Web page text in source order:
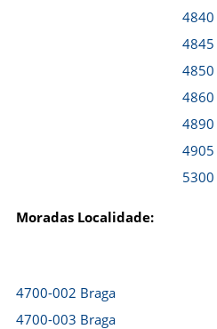
4840
4845
4850
4860
4890
4905
5300
Moradas Localidade:
4700-002 Braga
4700-003 Braga